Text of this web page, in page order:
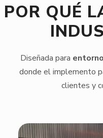
POR QUÉ
Diseñada para
donde el implemento
clientes y